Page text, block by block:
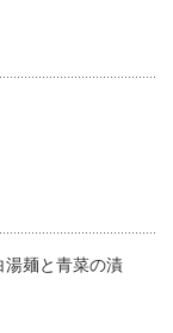
麺と青菜の漬